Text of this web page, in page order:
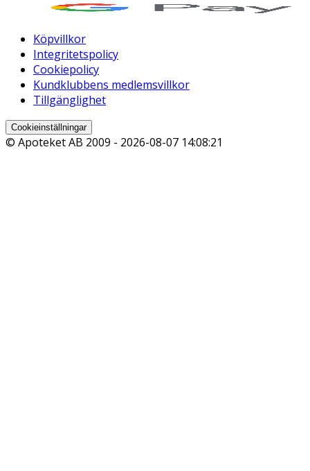
Köpvillkor
Integritetspolicy
Cookiepolicy
Kundklubbens medlemsvillkor
Tillgänglighet
Cookieinställningar
© Apoteket AB 2009 - 2026-08-07 14:08:21